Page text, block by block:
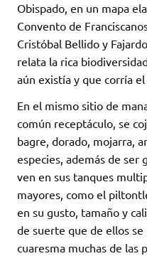
Obispado, en un mapa
Convento de
Cristóbal Bellido y
relata la rica
aún existía y que corría
En el mismo sitio de
común receptáculo, se
bagre, dorado, mojarra,
especies, además de ser
ven en sus tanques
mayores, como el
en su gusto, tamaño y
de suerte que de ellos
cuaresma muchas de las